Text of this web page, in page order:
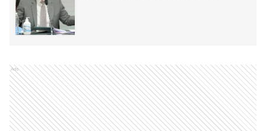
Ads